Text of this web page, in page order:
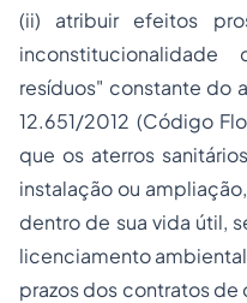
(ii) atribuir efeitos
resíduos" constante do
12.651/2012 (Código
que os aterros
instalação ou
dentro de sua vida útil,
licenciamento
prazos dos contratos de